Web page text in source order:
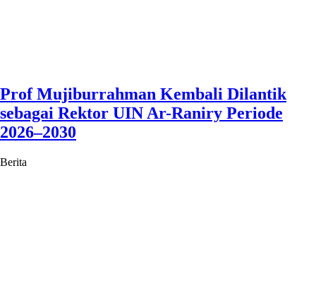
Prof Mujiburrahman Kembali Dilantik
sebagai Rektor UIN Ar-Raniry Periode
2026–2030
Berita